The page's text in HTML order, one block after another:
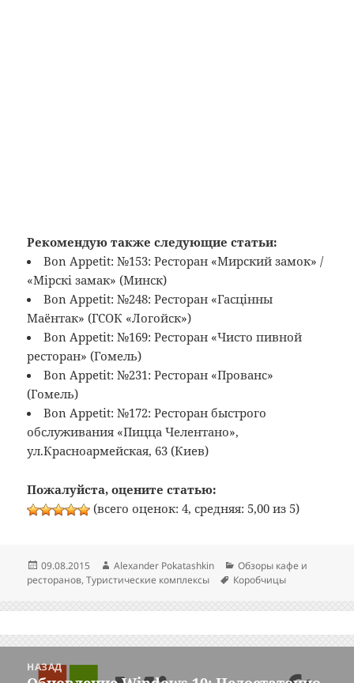
Рекомендую также следующие статьи:
Bon Appetit: №153: Ресторан «Мирский замок» /
«Мiрскi замак» (Минск)
Bon Appetit: №248: Ресторан «Гасцiнны
Маёнтак» (ГСОК «Логойск»)
Bon Appetit: №169: Ресторан «Чисто пивной
ресторан» (Гомель)
Bon Appetit: №231: Ресторан «Прованс»
(Гомель)
Bon Appetit: №172: Ресторан быстрого
обслуживания «Пицца Челентано»,
ул.Красноармейская, 63 (Киев)
Пожалуйста, оцените статью:
(всего оценок: 4, средняя: 5,00 из 5)
Опубликовано
09.08.2015 Автор
Alexander Pokatashkin Рубрики
Обзоры кафе и
ресторанов,Туристические комплексы Метки
Коробчицы
НАЗАД